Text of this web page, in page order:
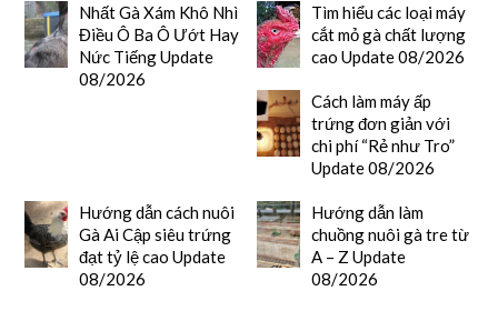
Nhất Gà Xám Khô Nhì
Điều Ô Ba Ô Ướt Hay
Nức Tiếng Update
08/2026
Tìm hiểu các loại máy
cắt mỏ gà chất lượng
cao Update 08/2026
Cách làm máy ấp
trứng đơn giản với
chi phí “Rẻ như Tro”
Update 08/2026
Hướng dẫn cách nuôi
Gà Ai Cập siêu trứng
đạt tỷ lệ cao Update
08/2026
Hướng dẫn làm
chuồng nuôi gà tre từ
A – Z Update
08/2026